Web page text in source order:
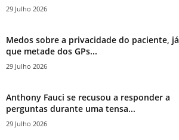
29 Julho 2026
Medos sobre a privacidade do paciente, já
que metade dos GPs...
29 Julho 2026
Anthony Fauci se recusou a responder a
perguntas durante uma tensa...
29 Julho 2026